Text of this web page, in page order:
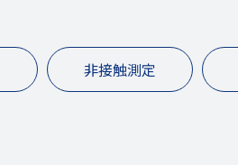
非接触測定